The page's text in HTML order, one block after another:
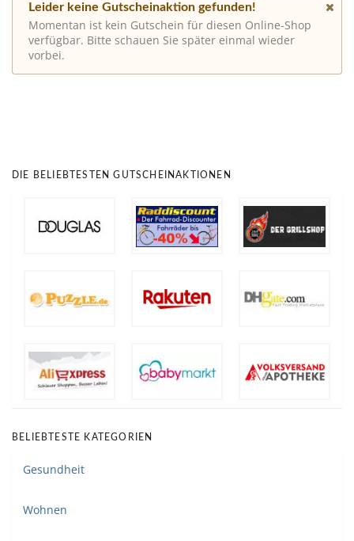
Leider keine Gutscheinaktion gefunden!
Momentan ist kein Gutschein für diesen Online-Shop
verfügbar. Bitte schauen Sie später einmal wieder
vorbei.
DIE BELIEBTESTEN GUTSCHEINAKTIONEN
BELIEBTESTE KATEGORIEN
Gesundheit
Wohnen